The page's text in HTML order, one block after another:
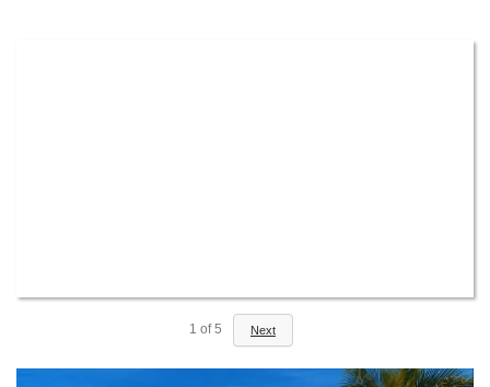
1 of 5 Next